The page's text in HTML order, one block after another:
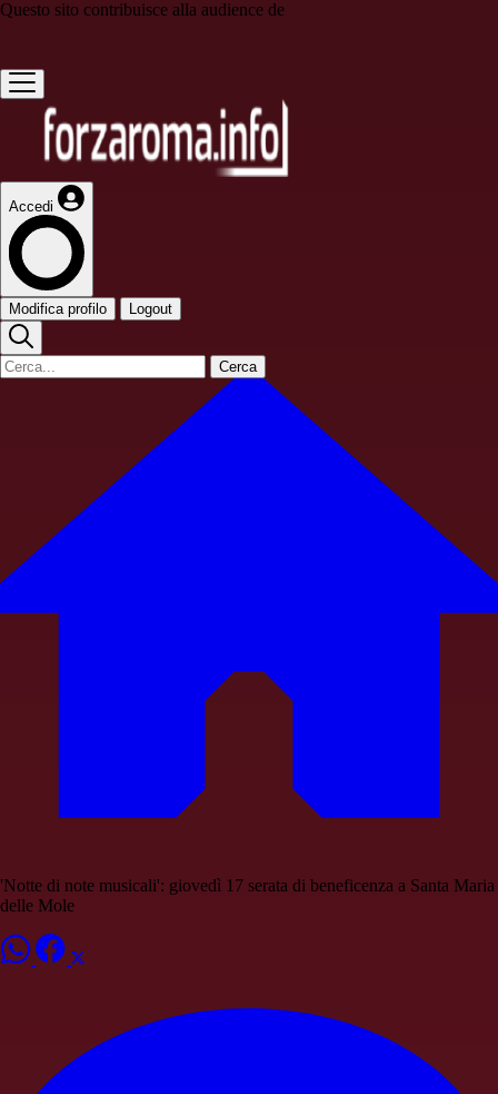
Questo sito contribuisce alla audience de
Accedi
Modifica profilo Logout
Cerca
'Notte di note musicali': giovedì 17 serata di beneficenza a Santa Maria
delle Mole